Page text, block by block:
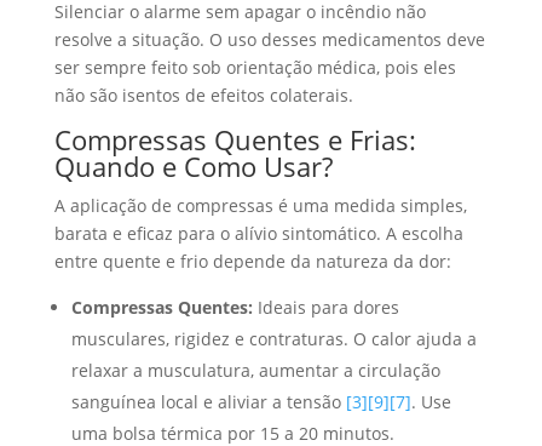
Silenciar o alarme sem apagar o incêndio não
resolve a situação. O uso desses medicamentos deve
ser sempre feito sob orientação médica, pois eles
não são isentos de efeitos colaterais.
Compressas Quentes e Frias:
Quando e Como Usar?
A aplicação de compressas é uma medida simples,
barata e eficaz para o alívio sintomático. A escolha
entre quente e frio depende da natureza da dor:
Compressas Quentes: Ideais para dores
musculares, rigidez e contraturas. O calor ajuda a
relaxar a musculatura, aumentar a circulação
sanguínea local e aliviar a tensão [3][9][7]. Use
uma bolsa térmica por 15 a 20 minutos.